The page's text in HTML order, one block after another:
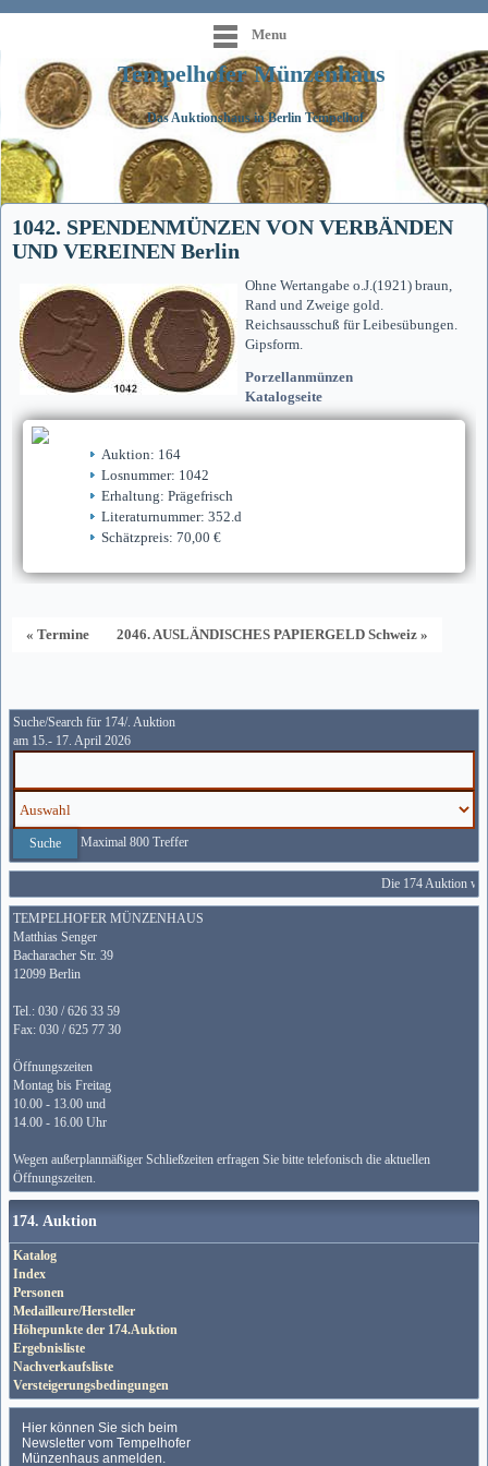
Menu
Tempelhofer Münzenhaus
Das Auktionshaus in Berlin Tempelhof
1042. SPENDENMÜNZEN VON VERBÄNDEN
UND VEREINEN Berlin
Ohne Wertangabe o.J.(1921) braun,
Rand und Zweige gold.
Reichsausschuß für Leibesübungen.
Gipsform.
Porzellanmünzen
Katalogseite
Auktion: 164
Losnummer: 1042
Erhaltung: Prägefrisch
Literaturnummer: 352.d
Schätzpreis: 70,00 €
« Termine 2046. AUSLÄNDISCHES PAPIERGELD Schweiz »
Suche/Search für 174/. Auktion
am 15.- 17. April 2026
Maximal 800 Treffer
Die 174 Auktion
TEMPELHOFER MÜNZENHAUS
Matthias Senger
Bacharacher Str. 39
12099 Berlin
Tel.: 030 / 626 33 59
Fax: 030 / 625 77 30
Öffnungszeiten
Montag bis Freitag
10.00 - 13.00 und
14.00 - 16.00 Uhr
Wegen außerplanmäßiger Schließzeiten erfragen Sie bitte telefonisch die aktuellen
Öffnungszeiten.
174. Auktion
Katalog
Index
Personen
Medailleure/Hersteller
Höhepunkte der 174.Auktion
Ergebnisliste
Nachverkaufsliste
Versteigerungsbedingungen